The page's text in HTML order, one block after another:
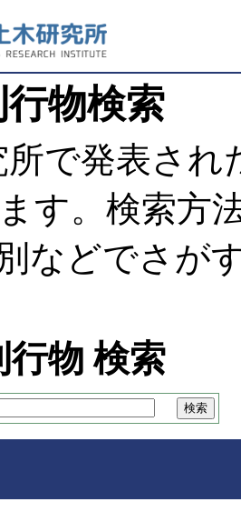
物検索
所で発表さ
す。検索方
などでさが
行物 検索